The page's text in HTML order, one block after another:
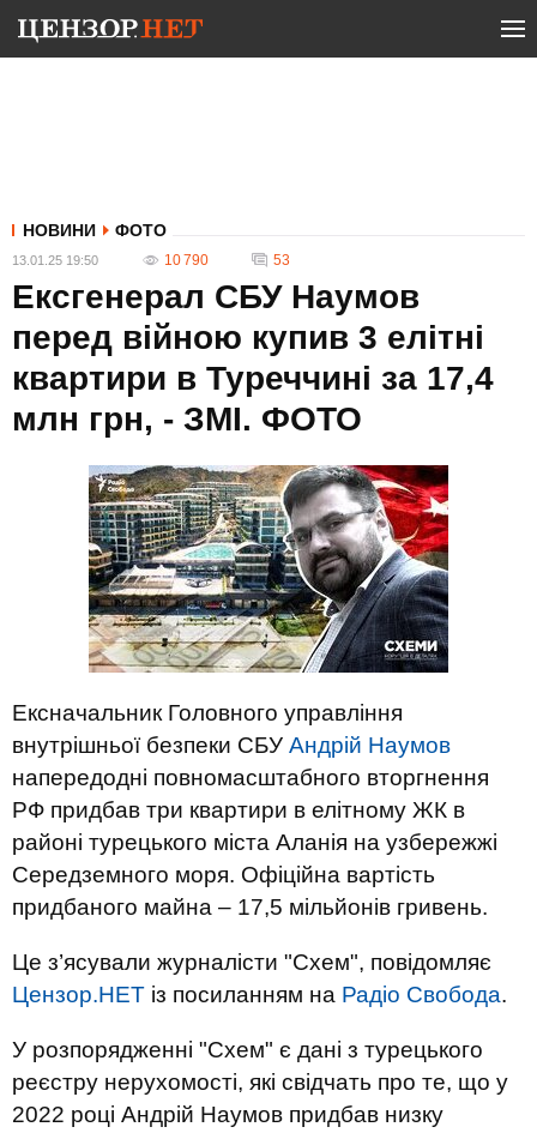
НОВИНИ ФОТО
13.01.25 19:50 10 790 53
Ексгенерал СБУ Наумов
перед війною купив 3 елітні
квартири в Туреччині за 17,4
млн грн, - ЗМІ. ФОТО
Ексначальник Головного управління
внутрішньої безпеки СБУ Андрій Наумов
напередодні повномасштабного вторгнення
РФ придбав три квартири в елітному ЖК в
районі турецького міста Аланія на узбережжі
Середземного моря. Офіційна вартість
придбаного майна – 17,5 мільйонів гривень.
Це з’ясували журналісти "Схем", повідомляє
Цензор.НЕТ із посиланням на Радіо Свобода.
У розпорядженні "Схем" є дані з турецького
реєстру нерухомості, які свідчать про те, що у
2022 році Андрій Наумов придбав низку